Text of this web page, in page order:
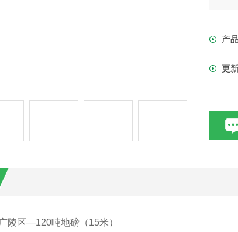
产
更
陵区—120吨地磅（15米）